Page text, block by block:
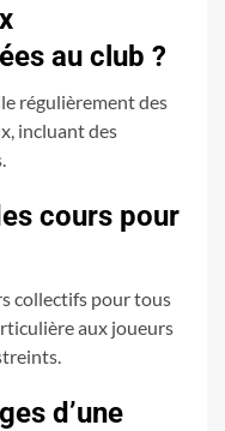
au club ?
régulièrement des
incluant des
cours pour
collectifs pour tous
aux joueurs
d’une